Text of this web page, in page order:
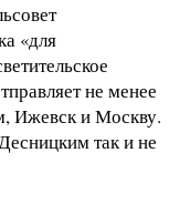
«для
не менее
Ижевск и Москву.
так и не